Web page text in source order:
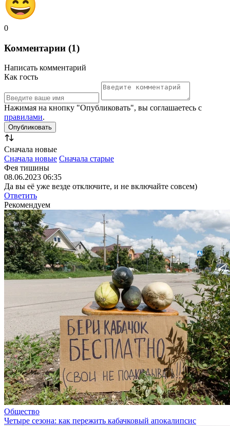
0
Комментарии (1)
Написать комментарий
Как гость
Нажимая на кнопку "Опубликовать", вы соглашаетесь с
правилами.
Сначала новые
Сначала новые Сначала старые
Фея тишины
08.06.2023 06:35
Да вы её уже везде отключите, и не включайте совсем)
Ответить
Рекомендуем
Общество
Четыре сезона: как пережить кабачковый апокалипсис